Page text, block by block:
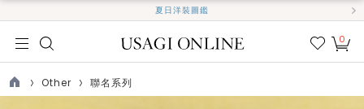
夏日洋裝圖鑑
我的
0
TOP
Other 聯名系列